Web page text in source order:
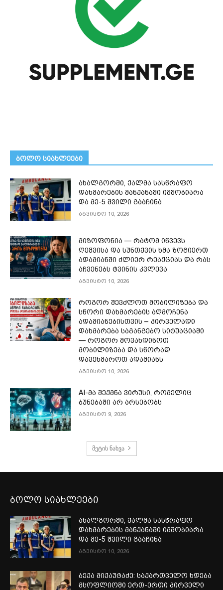
ᲑᲝᲚᲝ ᲡᲘᲐᲮᲚᲔᲔᲑᲘ
ახალგორში, ქალმა სასწრაფო
დახმარების მანქანაში იმშობიარა
და მე-5 შვილი გააჩინა
აგვისტო 10, 2026
მიზოფონია — რატომ იწვევს
ღეჭვისა და სუნთქვის ხმა ზოგიერთ
ადამიანში ძლიერ რეაქციას და რას
აჩვენებს ტვინის კვლევა
აგვისტო 10, 2026
როგორ შევძლოთ მობილიზება და
სწორი დახმარების აღმოჩენა
ადამიანებისთვის – პირველადი
დახმარება საგანგებო სიტუაციაში
— როგორ მოვახდინოთ
მობილიზება და სწორად
დავეხმაროთ ადამიანს
აგვისტო 10, 2026
AI-მა შექმნა ვირუსი, რომელიც
ბუნებაში არ არსებობს
აგვისტო 9, 2026
მეტის ნახვა
ბოლო სიახლეები
ახალგორში, ქალმა სასწრაფო
დახმარების მანქანაში იმშობიარა
და მე-5 შვილი გააჩინა
აგვისტო 10, 2026
ბექა მიქაუტაძე: საქართველო ხდება
მსოფლიოში ერთ-ერთი პირველი